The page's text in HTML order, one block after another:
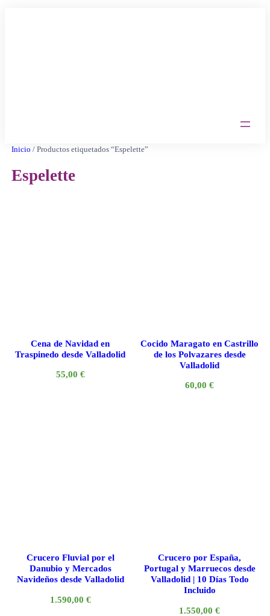
Inicio / Productos etiquetados “Espelette”
Espelette
Cena de Navidad en
Traspinedo desde Valladolid
55,00 €
Cocido Maragato en Castrillo
de los Polvazares desde
Valladolid
60,00€
Crucero Fluvial por el
Danubio y Mercados
Navideños desde Valladolid
1.590,00 €
Crucero por España,
Portugal y Marruecos desde
Valladolid | 10 Días Todo
Incluido
1.550,00€